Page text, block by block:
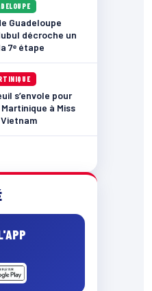
Guadeloupe
décroche un
7ᵉ étape
s’envole pour
à Miss